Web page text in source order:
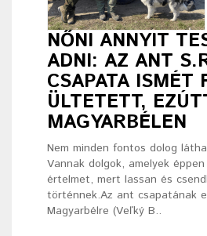
NŐNI ANNYIT
ADNI: AZ ANT
CSAPATA ISMÉT
ÜLTETETT,
MAGYARBÉLEN
Nem minden fontos dolog
Vannak dolgok, amelyek
értelmet, mert lassan és
történnek.Az ant csapatának
Magyarbélre (Veľký B..